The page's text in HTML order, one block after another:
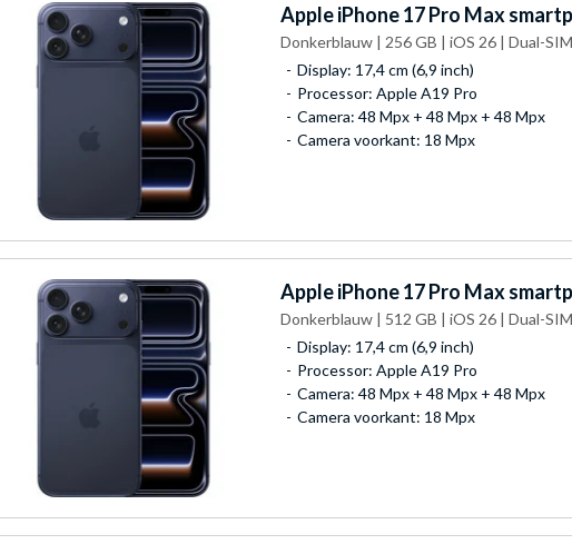
AppleiPhone 17 Pro Max
Donkerblauw | 256 GB | iOS 26 | Dual-SIM
Display: 17,4 cm (6,9 inch)
Processor: Apple A19 Pro
Camera: 48 Mpx + 48 Mpx + 48 Mpx
Camera voorkant: 18 Mpx
AppleiPhone 17 Pro Max
Donkerblauw | 512 GB | iOS 26 | Dual-SIM
Display: 17,4 cm (6,9 inch)
Processor: Apple A19 Pro
Camera: 48 Mpx + 48 Mpx + 48 Mpx
Camera voorkant: 18 Mpx